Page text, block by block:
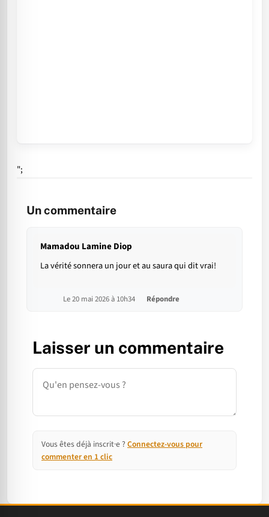
";
Un commentaire
Mamadou Lamine Diop
La vérité sonnera un jour et au saura qui dit vrai!
Le 20 mai 2026 à 10h34 Répondre
Laisser un commentaire
Commentaire
Vous êtes déjà inscrit·e ? Connectez-vous pour
commenter en 1 clic